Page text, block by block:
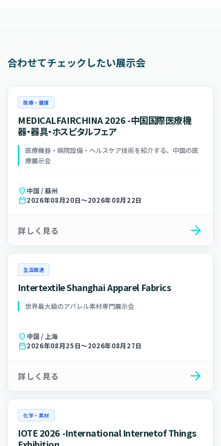
合わせてチェックしたい展示会
医療・健康
MEDICALFAIRCHINA 2026 -中国国際医療機
器・器具・ホスピタルフェア
医療機器・病院設備・ヘルスケア技術を紹介する、中国の医
療展示会
location_on 中国 / 蘇州
calendar_today2026年08月20日〜2026年08月22日
詳しく見る arrow_forward
生活関連
Intertextile Shanghai Apparel Fabrics
世界最大級のアパレル素材専門展示会
location_on 中国 / 上海
calendar_today2026年08月25日〜2026年08月27日
詳しく見る arrow_forward
化学・素材
IOTE 2026 -International Internetof Things